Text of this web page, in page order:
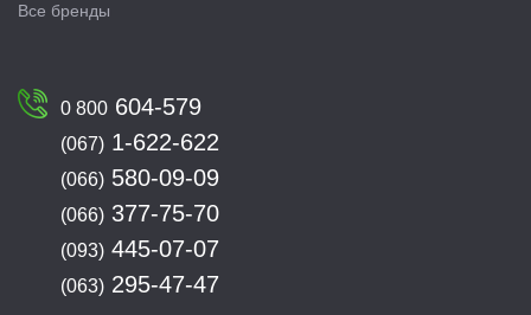
Все бренды
0 800 604-579
(067) 1-622-622
(066) 580-09-09
(066) 377-75-70
(093) 445-07-07
(063) 295-47-47